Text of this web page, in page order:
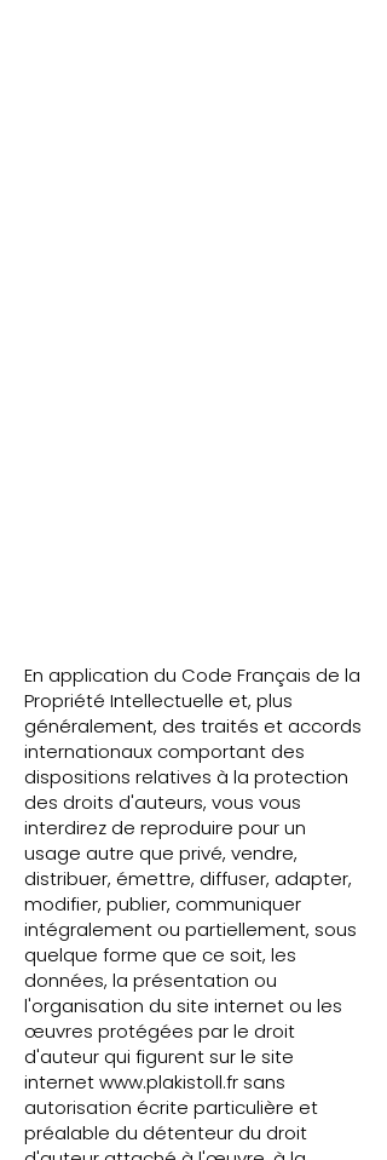
En application du Code Français de la
Propriété Intellectuelle et, plus
généralement, des traités et accords
internationaux comportant des
dispositions relatives à la protection
des droits d'auteurs, vous vous
interdirez de reproduire pour un
usage autre que privé, vendre,
distribuer, émettre, diffuser, adapter,
modifier, publier, communiquer
intégralement ou partiellement, sous
quelque forme que ce soit, les
données, la présentation ou
l'organisation du site internet ou les
œuvres protégées par le droit
d'auteur qui figurent sur le site
internetwww.plakistoll.fr sans
autorisation écrite particulière et
préalable du détenteur du droit